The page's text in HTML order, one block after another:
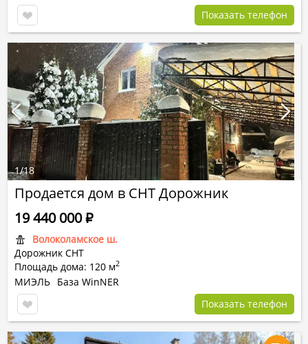
Показать телефон
Продается дом в СНТ Дорожник
Волоколамское ш.
Дорожник СНТ
Площадь дома: 120 м2
19 440 000Р
МИЭЛЬ База WinNER
Показать телефон
1/18